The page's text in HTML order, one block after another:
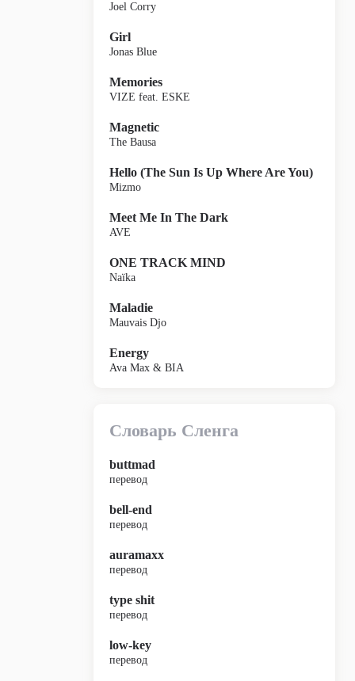
Joel Corry
Girl
Jonas Blue
Memories
VIZE feat. ESKE
Magnetic
The Bausa
Hello (The Sun Is Up Where Are You)
Mizmo
Meet Me In The Dark
AVE
ONE TRACK MIND
Naïka
Maladie
Mauvais Djo
Energy
Ava Max & BIA
Словарь Сленга
buttmad
перевод
bell-end
перевод
auramaxx
перевод
type shit
перевод
low-key
перевод